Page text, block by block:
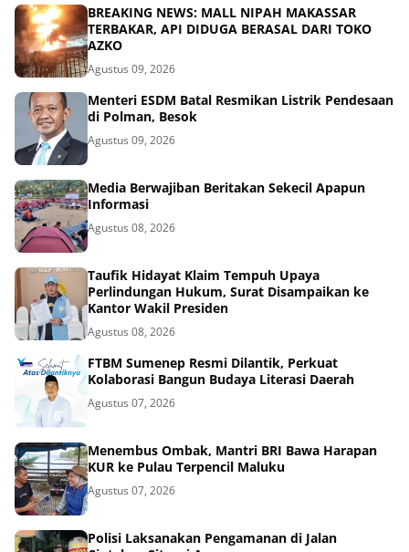
BREAKING NEWS: MALL NIPAH MAKASSAR
TERBAKAR, API DIDUGA BERASAL DARI TOKO
AZKO
Agustus 09, 2026
Menteri ESDM Batal Resmikan Listrik Pendesaan
di Polman, Besok
Agustus 09, 2026
Media Berwajiban Beritakan Sekecil Apapun
Informasi
Agustus 08, 2026
Taufik Hidayat Klaim Tempuh Upaya
Perlindungan Hukum, Surat Disampaikan ke
Kantor Wakil Presiden
Agustus 08, 2026
FTBM Sumenep Resmi Dilantik, Perkuat
Kolaborasi Bangun Budaya Literasi Daerah
Agustus 07, 2026
Menembus Ombak, Mantri BRI Bawa Harapan
KUR ke Pulau Terpencil Maluku
Agustus 07, 2026
Polisi Laksanakan Pengamanan di Jalan